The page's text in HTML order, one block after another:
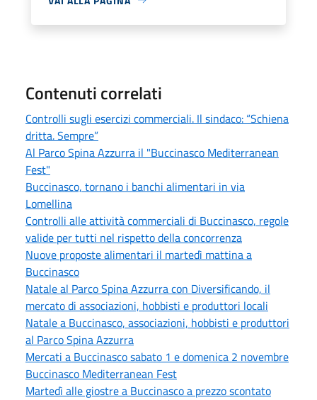
Contenuti correlati
Controlli sugli esercizi commerciali. Il sindaco: “Schiena
dritta. Sempre”
Al Parco Spina Azzurra il "Buccinasco Mediterranean
Fest"
Buccinasco, tornano i banchi alimentari in via
Lomellina
Controlli alle attività commerciali di Buccinasco, regole
valide per tutti nel rispetto della concorrenza
Nuove proposte alimentari il martedì mattina a
Buccinasco
Natale al Parco Spina Azzurra con Diversificando, il
mercato di associazioni, hobbisti e produttori locali
Natale a Buccinasco, associazioni, hobbisti e produttori
al Parco Spina Azzurra
Mercati a Buccinasco sabato 1 e domenica 2 novembre
Buccinasco Mediterranean Fest
Martedì alle giostre a Buccinasco a prezzo scontato